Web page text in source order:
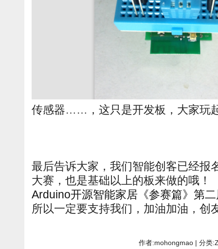
传感器……，这只是开发板，大家玩
最后告诉大家，我们智能创客已经报
大赛，也是基础以上的板来做的哦！
Arduino开源智能家居《参赛篇》第
所以一定要支持我们，加油加油，
作者:mohongmao | 分类